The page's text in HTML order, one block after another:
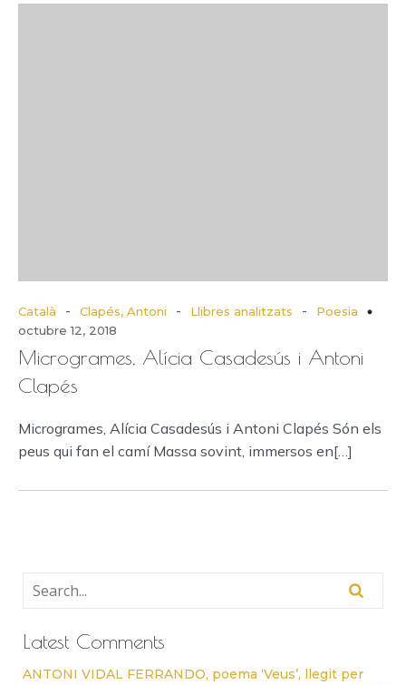
Català - Clapés, Antoni - Llibres analitzats -
Poesia
octubre 12, 2018
Microgrames, Alícia Casadesús i Antoni
Clapés
Microgrames, Alícia Casadesús i Antoni Clapés Són els
peus qui fan el camí Massa sovint, immersos en[…]
Latest Comments
ANTONI VIDAL FERRANDO, poema ‘Veus’, llegit per